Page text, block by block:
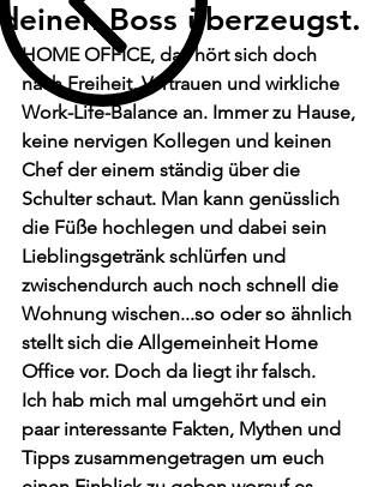
deinen Boss überzeugst.
HOME OFFICE, das hört sich doch
nach Freiheit, Vertrauen und wirkliche
Work-Life-Balance an. Immer zu Hause,
keine nervigen Kollegen und keinen
Chef der einem ständig über die
Schulter schaut. Man kann genüsslich
die Füße hochlegen und dabei sein
Lieblingsgetränk schlürfen und
zwischendurch auch noch schnell die
Wohnung wischen...so oder so ähnlich
stellt sich die Allgemeinheit Home
Office vor. Doch da liegt ihr falsch.
Ich hab mich mal umgehört und ein
paar interessante Fakten, Mythen und
Tipps zusammengetragen um euch